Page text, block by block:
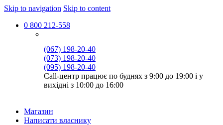
Skip to navigation Skip to content
0 800 212-558
(067) 198-20-40
(073) 198-20-40
(095) 198-20-40
Call-центр працює по буднях з 9:00 до 19:00 і у
вихідні з 10:00 до 16:00
Магазин
Написати власнику